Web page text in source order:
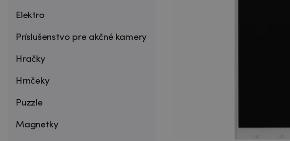
Elektro
Príslušenstvo pre akčné kamery
Hračky
Hrnčeky
Puzzle
Magnetky